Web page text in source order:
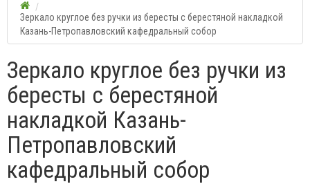
Зеркало круглое без ручки из бересты с берестяной накладкой
Казань-Петропавловский кафедральный собор
Зеркало круглое без ручки из
бересты с берестяной
накладкой Казань-
Петропавловский
кафедральный собор